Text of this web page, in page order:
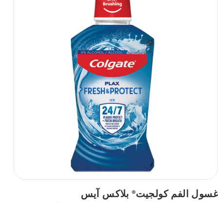
غسول الفم كولجيت®بلاكس آيس